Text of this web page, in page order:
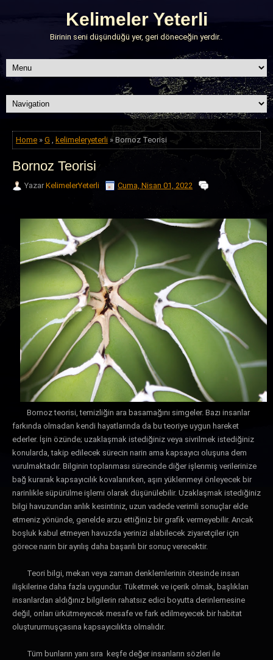
Kelimeler Yeterli
Birinin seni düşündüğü yer, geri döneceğin yerdir..
Home » G , kelimeleryeterli » Bornoz Teorisi
Bornoz Teorisi
Yazar KelimelerYeterli Cuma, Nisan 01, 2022
Bornoz teorisi, temizliğin ara basamağını simgeler. Bazı insanlar
farkında olmadan kendi hayatlarında da bu teoriye uygun hareket
ederler. İşin özünde; uzaklaşmak istediğiniz veya sivrilmek istediğiniz
konularda, takip edilecek sürecin narin ama kapsayıcı oluşuna dem
vurulmaktadır. Bilginin toplanması sürecinde diğer işlenmiş verilerinize
bağ kurarak kapsayıcılık kovalanırken, aşırı yüklenmeyi önleyecek bir
narinlikle süpürülme işlemi olarak düşünülebilir. Uzaklaşmak istediğiniz
bilgi havuzundan anlık kesintiniz, uzun vadede verimli sonuçlar elde
etmeniz yönünde, genelde arzu ettiğiniz bir grafik vermeyebilir. Ancak
boşluk kabul etmeyen havuzda yerinizi alabilecek ziyaretçiler için
görece narin bir ayrılış daha başarılı bir sonuç verecektir.
Teori bilgi, mekan veya zaman denklemlerinin ötesinde insan
ilişkilerine daha fazla uygundur. Tüketmek ve içerik olmak, başlıkları
insanlardan aldığınız bilgilerin rahatsız edici boyutta derinlemesine
değil, onları ürkütmeyecek mesafe ve fark edilmeyecek bir habitat
oluştururmuşçasına kapsayıcılıkta olmalıdır.
Tüm bunların yanı sıra keşfe değer insanların sözleri ile